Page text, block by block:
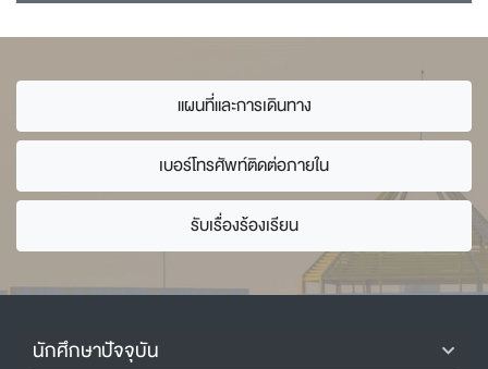
แผนที่และการเดินทาง
เบอร์โทรศัพท์ติดต่อภายใน
รับเรื่องร้องเรียน
นักศึกษาปัจจุบัน